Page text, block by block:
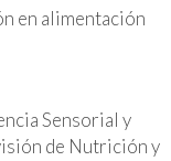
en alimentación
Sensorial y
de Nutrición y